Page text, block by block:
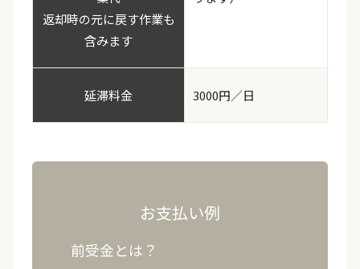
返却時の元に戻す作業も
含みます
延滞料金 3000円／日
お支払い例
前受金とは？